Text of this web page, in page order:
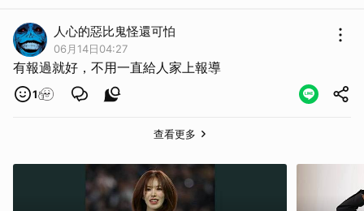
人心的惡比鬼怪還可怕
06月14日04:27
有報過就好，不用一直給人家上報導
1
查看更多